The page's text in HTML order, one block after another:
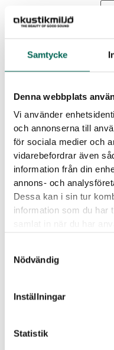
Samtycke
Denna webbplats
Vi använder
och annonserna till
för sociala medier och
vidarebefordrar även
information från din
annons- och
Dessa kan i sin tur
information som du har
samlat in när du har
Nödvändig
Inställningar
Statistik
Rahmenfarbe
-
Wooden
Frame
Menge
+
Produktdetails
Kern: Grau Hellgrau